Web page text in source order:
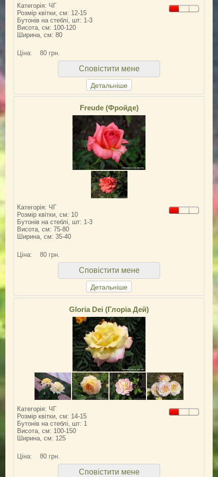
Категорія: ЧГ
Розмір квітки, см: 12-15
Бутонів на стеблі, шт: 1-3
Висота, см: 100-120
Ширина, см: 80
Ціна: 80 грн.
Сповістити мене
Детальніше
Freude (Фройде)
Категорія: ЧГ
Розмір квітки, см: 10
Бутонів на стеблі, шт: 1-3
Висота, см: 75-80
Ширина, см: 35-40
Ціна: 80 грн.
Сповістити мене
Детальніше
Gloria Dei (Глоріа Дей)
Категорія: ЧГ
Розмір квітки, см: 14-15
Бутонів на стеблі, шт: 1
Висота, см: 100-150
Ширина, см: 125
Ціна: 80 грн.
Сповістити мене